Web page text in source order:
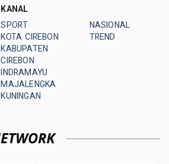
KANAL
SPORT
KOTA CIREBON
KABUPATEN
CIREBON
INDRAMAYU
MAJALENGKA
KUNINGAN
NASIONAL
TREND